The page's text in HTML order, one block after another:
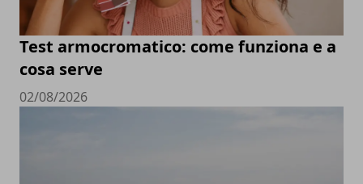
Test armocromatico: come funziona e a
cosa serve
02/08/2026